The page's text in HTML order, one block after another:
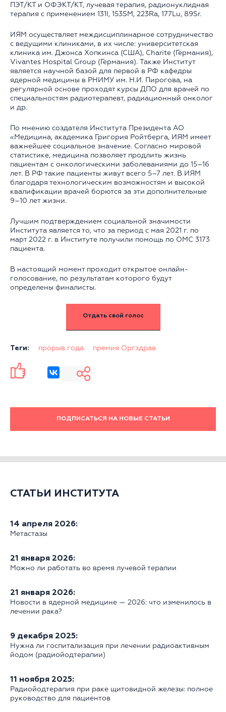
ПЭТ/КТ и ОФЭКТ/КТ, лучевая терапия, радионуклидная
терапия c применением 131I, 153SM, 223Ra, 177Lu, 89Sr.
ИЯМ осуществляет междисциплинарное сотрудничество
с ведущими клиниками, в их числе: университетская
клиника им. Джонса Хопкинса (США), Charite (Германия),
Vivantes Hospital Group (Германия). Также Институт
является научной базой для первой в РФ кафедры
ядерной медицины в РНИМУ им. Н.И. Пирогова, на
регулярной основе проходят курсы ДПО для врачей по
специальностям радиотерапевт, радиационный онколог
и др.
По мнению создателя Института Президента АО
«Медицина, академика Григория Ройтберга, ИЯМ имеет
важнейшее социальное значение. Согласно мировой
статистике, медицина позволяет продлить жизнь
пациентам с онкологическими заболеваниями до 15–16
лет. В РФ такие пациенты живут всего 5–7 лет. В ИЯМ
благодаря технологическим возможностям и высокой
квалификации врачей борются за эти дополнительные
9–10 лет жизни.
Лучшим подтверждением социальной значимости
Института является то, что за период с мая 2021 г. по
март 2022 г. в Институте получили помощь по ОМС 3173
пациента.
В настоящий момент проходит открытое онлайн-
голосование, по результатам которого будут
определены финалисты.
Отдать свой голос
Теги: прорыв года премия Оргздрав
ПОДПИСАТЬСЯ НА НОВЫЕ СТАТЬИ
СТАТЬИ ИНСТИТУТА
14 апреля 2026:
Метастазы
21 января 2026:
Можно ли работать во время лучевой терапии
21 января 2026:
Новости в ядерной медицине — 2026: что изменилось в
лечении рака?
9 декабря 2025:
Нужна ли госпитализация при лечении радиоактивным
йодом (радиойодтерапии)
11 ноября 2025:
Радиойодтерапия при раке щитовидной железы: полное
руководство для пациентов